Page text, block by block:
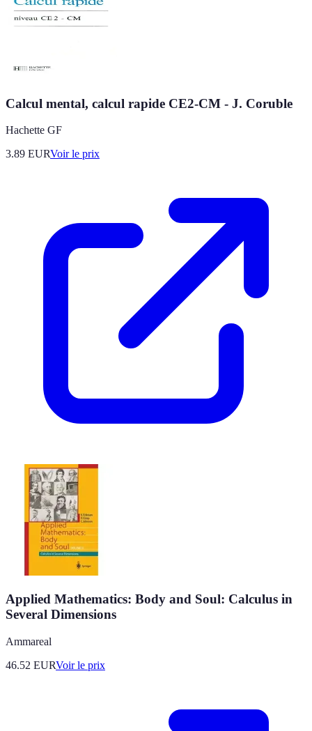
Calcul mental, calcul rapide CE2-CM - J. Coruble
Hachette GF
3.89 EURVoir le prix
Applied Mathematics: Body and Soul: Calculus in
Several Dimensions
Ammareal
46.52 EURVoir le prix